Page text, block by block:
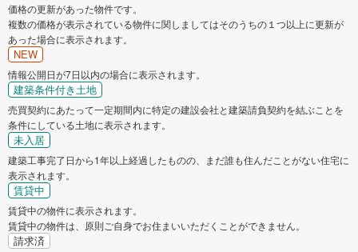
価格の更新があった物件です。
複数の価格が表示されている物件に関しましてはそのうちの１つ以上に更新が
あった場合に表示されます。
NEW
情報公開日が7日以内の場合に表示されます。
建築条件付き土地
売買契約にあたって一定期間内に特定の建設会社と建築請負契約を結ぶことを
条件にしている土地に表示されます。
未入居
建築工事完了日から1年以上経過したものの、まだ誰も住んだことがない住宅に
表示されます。
賃貸中
賃貸中の物件に表示されます。
賃貸中の物件は、原則ご自身でお住まいいただくことができません。
請求済